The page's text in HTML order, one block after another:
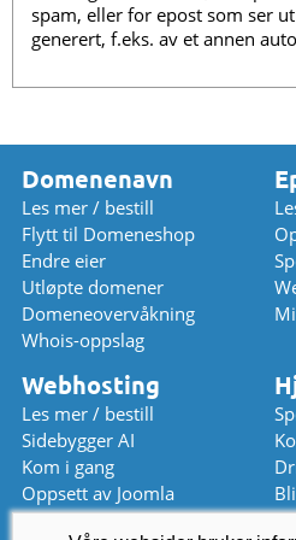
spam, eller for epost som ser
generert, f.eks. av et annen
Domenenavn
Les mer / bestill
Flytt til Domeneshop
Endre eier
Utløpte domener
Domeneovervåkning
Whois-oppslag
Webhosting
Les mer / bestill
Sidebygger AI
Kom i gang
Oppsett av Joomla
Oppsett av WordPress